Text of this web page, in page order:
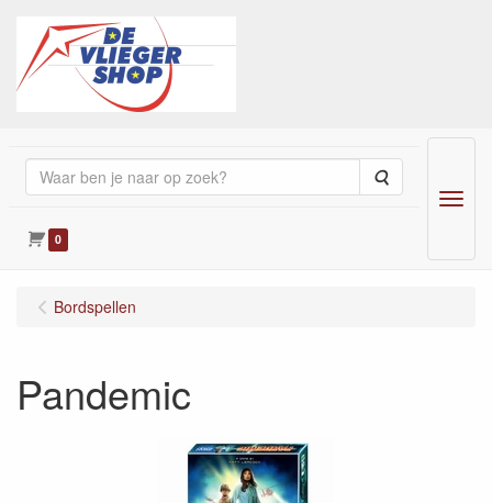
Zoeken
0
Menu
Bordspellen
Pandemic